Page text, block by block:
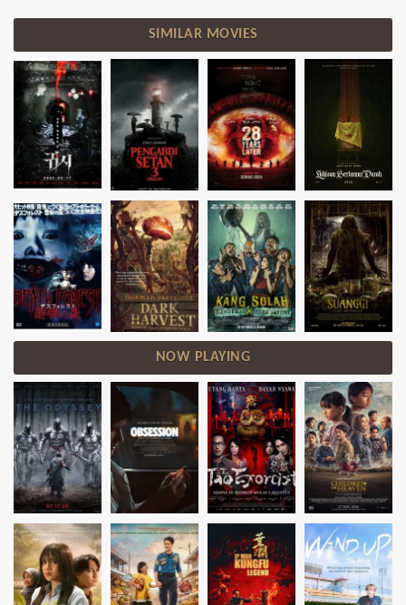
SIMILAR MOVIES
NOW PLAYING